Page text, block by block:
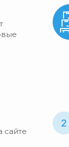
сайте
2